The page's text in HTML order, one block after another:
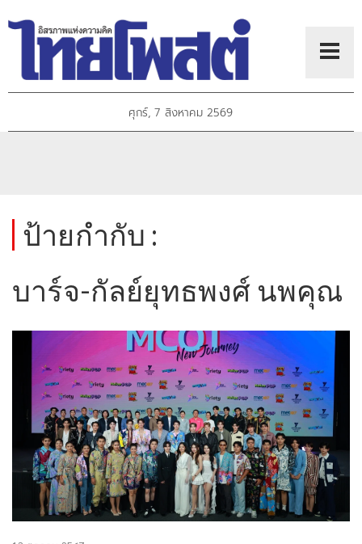
ศุกร์, 7 สิงหาคม 2569
ป้ายกำกับ :
บาร์จ-กัลย์ยุทธพงศ์ นพคุณ